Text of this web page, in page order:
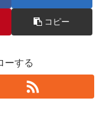
コピー
ーする